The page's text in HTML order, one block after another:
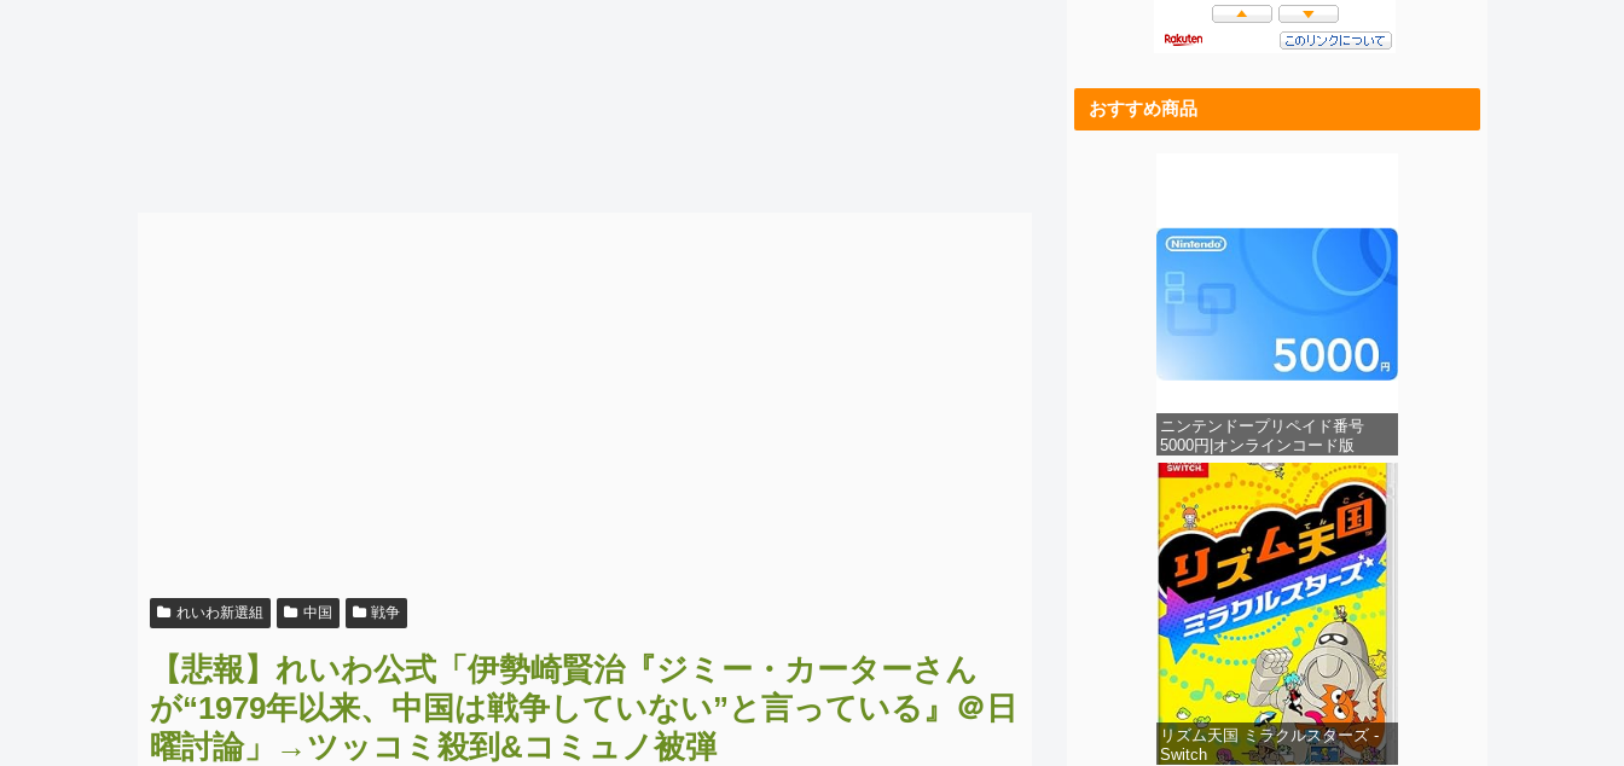
れいわ新選組 中国 戦争
【悲報】れいわ公式「伊勢崎賢治『ジミー・カーターさん
が“1979年以来、中国は戦争していない”と言っている』＠日
曜討論」→ツッコミ殺到&コミュノ被弾
おすすめ商品
ニンテンドープリペイド番号
5000円|オンラインコード版
リズム天国 ミラクルスターズ -
Switch